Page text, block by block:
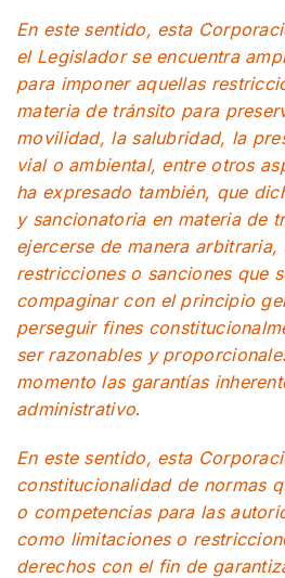
En este sentido, esta
el Legislador se encuentra
para imponer aquellas
materia de tránsito para
movilidad, la salubridad, la
vial o ambiental, entre otros
ha expresado también, que
y sancionatoria en materia de
ejercerse de manera arbitraria,
restricciones o sanciones que
compaginar con el principio
perseguir fines
ser razonables y
momento las garantías
administrativo.
En este sentido, esta
constitucionalidad de normas
o competencias para las
como limitaciones o
derechos con el fin de